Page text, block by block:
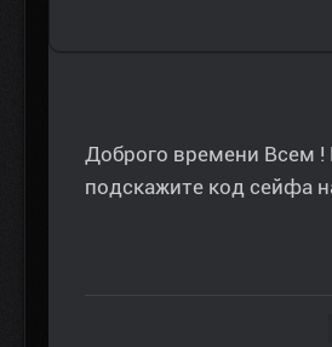
Доброго времени Всем !
подскажите код сейфа